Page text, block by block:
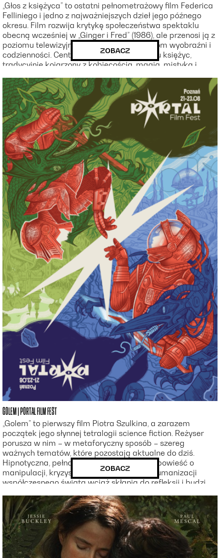
„Głos z księżyca” to ostatni pełnometrażowy film Federica
Felliniego i jedno z najważniejszych dzieł jego późnego
okresu. Film rozwija krytykę społeczeństwa spektaklu
obecną wcześniej w „Ginger i Fred” (1986), ale przenosi ją z
poziomu telewizyjnego widowiska na poziom wyobraźni i
codzienności. Centralnym symbolem jest tu księżyc,
tradycyjnie kojarzony z kobiecością, magią, mistyką i
zostaje jednak „ściągnięte na ziemię” i zamienione w
element widowiska oraz politycznej manipulacji.
Miasteczko pełne anten i billboardów przypomina
przestrzeń, w której telewizja przejęła funkcję nowego
bóstwa.
Dwaj bohaterowie, Ivo Salvini (Roberto Benigni) i Gonnella
(Paolo Villaggio), funkcjonują jako dwa bieguny
świadomości późnego Felliniego. Ivo reprezentuje
wrażliwość, niedostosowanie i potrzebę kontaktu z
tajemnicą, natomiast Gonnella - lęk, paranoję oraz
przekonanie, że rzeczywistość została podporządkowana
obcemu, hałaśliwemu systemowi. Włoski mistrz posługuje
się groteską, przerysowaną scenografią i kakofoniczną
ścieżką dźwiękową, aby pokazać społeczeństwo
pozbawione ciszy, pamięci i duchowego wymiaru. „Głos z
księżyca” można czytać jako film o kryzysie wyobraźni w
kulturze Włoch późnych lat 80., którego „sprawcą” był
niewątpliwie budujący swoje imperium medialne Silvio
Berlusconi.
Nagrody: David di Donatello - Najlepszy aktor
pierwszoplanowy Paolo Villaggio, Najlepsza scenografia
Dante Ferretti, Najlepszy montaż Nino Baragli
ZOBACZ
GOLEM | PORTAL FILM FEST
„Golem” to pierwszy film Piotra Szulkina, a zarazem
początek jego słynnej tetralogii science fiction. Reżyser
porusza w nim – w metaforyczny sposób – szereg
ważnych tematów, które pozostają aktualne do dziś.
Hipnotyczna, pełna niepokoju i symboliki opowieść o
manipulacji, kryzysie tożsamości oraz dehumanizacji
współczesnego świata wciąż skłania do refleksji i budzi
Walczewski, Krystyna Janda i Olgierd Łukaszewicz.
ZOBACZ